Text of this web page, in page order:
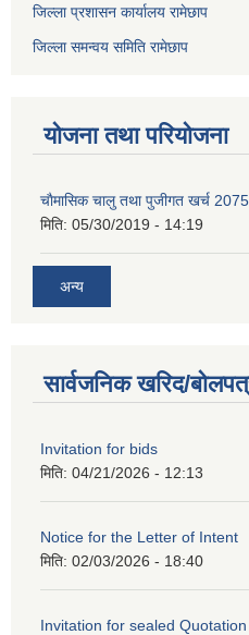
जिल्ला प्रशासन कार्यालय रामेछाप
जिल्ला समन्वय समिति रामेछाप
योजना तथा परियोजना
चाैमासिक चालु तथा पुजीगत खर्च
मिति: 05/30/2019 - 14:19
अन्य
सार्वजनिक खरिद/
Invitation for bids
मिति: 04/21/2026 - 12:13
Notice for the Letter of Intent
मिति: 02/03/2026 - 18:40
Invitation for sealed Quotation